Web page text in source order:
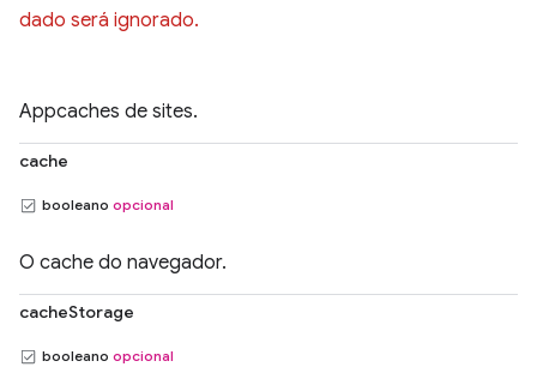
dado será ignorado.
Appcaches de sites.
cache
booleano opcional
O cache do navegador.
cacheStorage
booleano opcional